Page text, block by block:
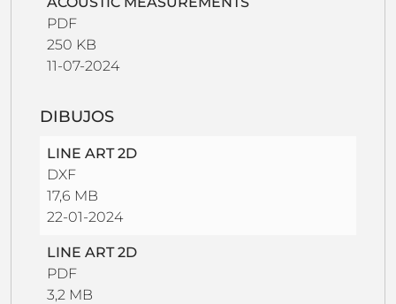
PDF
250 KB
11-07-2024
DIBUJOS
LINE ART 2D
DXF
17,6 MB
22-01-2024
LINE ART 2D
PDF
3,2 MB